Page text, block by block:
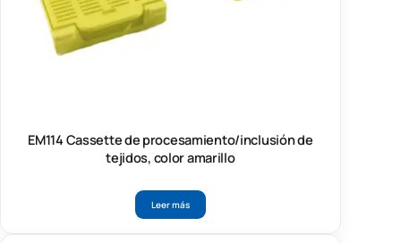
EM114 Cassette de procesamiento/inclusión de
tejidos, color amarillo
Leer más